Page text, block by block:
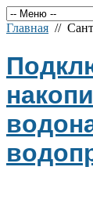
Главная //